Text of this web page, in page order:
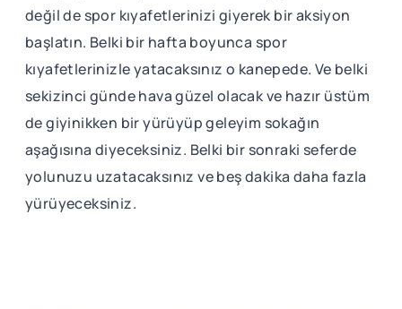
değil de spor kıyafetlerinizi giyerek bir aksiyon
başlatın. Belki bir hafta boyunca spor
kıyafetlerinizle yatacaksınız o kanepede. Ve belki
sekizinci günde hava güzel olacak ve hazır üstüm
de giyinikken bir yürüyüp geleyim sokağın
aşağısına diyeceksiniz. Belki bir sonraki seferde
yolunuzu uzatacaksınız ve beş dakika daha fazla
yürüyeceksiniz.